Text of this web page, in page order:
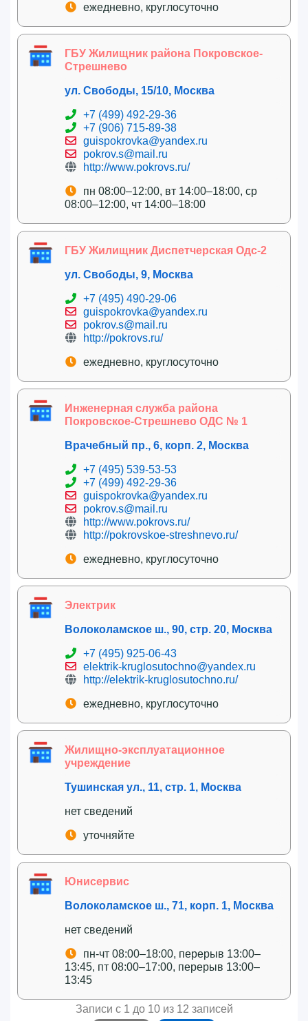
ежедневно, круглосуточно
ГБУ Жилищник района Покровское-
Стрешнево
ул. Свободы, 15/10, Москва
+7 (499) 492-29-36
+7 (906) 715-89-38
guispokrovka@yandex.ru
pokrov.s@mail.ru
http://www.pokrovs.ru/
пн 08:00–12:00, вт 14:00–18:00, ср
08:00–12:00, чт 14:00–18:00
ГБУ Жилищник Диспетчерская Одс-2
ул. Свободы, 9, Москва
+7 (495) 490-29-06
guispokrovka@yandex.ru
pokrov.s@mail.ru
http://pokrovs.ru/
ежедневно, круглосуточно
Инженерная служба района
Покровское-Стрешнево ОДС № 1
Врачебный пр., 6, корп. 2, Москва
+7 (495) 539-53-53
+7 (499) 492-29-36
guispokrovka@yandex.ru
pokrov.s@mail.ru
http://www.pokrovs.ru/
http://pokrovskoe-streshnevo.ru/
ежедневно, круглосуточно
Электрик
Волоколамское ш., 90, стр. 20, Москва
+7 (495) 925-06-43
elektrik-kruglosutochno@yandex.ru
http://elektrik-kruglosutochno.ru/
ежедневно, круглосуточно
Жилищно-эксплуатационное
учреждение
Тушинская ул., 11, стр. 1, Москва
нет сведений
уточняйте
Юнисервис
Волоколамское ш., 71, корп. 1, Москва
нет сведений
пн-чт 08:00–18:00, перерыв 13:00–
13:45, пт 08:00–17:00, перерыв 13:00–
13:45
Записи с 1 до 10 из 12 записей